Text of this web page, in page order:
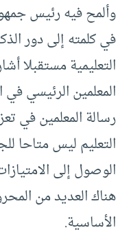
وألمح فيه رئيس
في كلمته إلى دور
التعليمية مستقبلا
المعلمين الرئيسي
رسالة المعلمين في
التعليم ليس متاحا
الوصول إلى
هناك العديد من
الأساسية.